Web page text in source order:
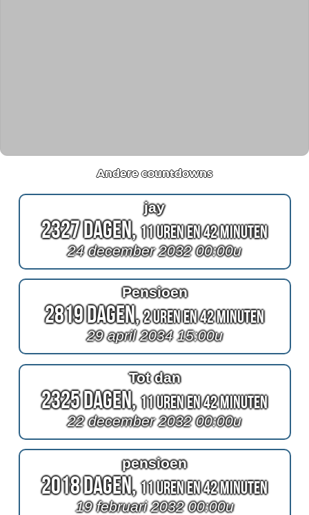
Andere countdowns
jay
2327 Dagen,11 Uren en 42 Minuten
24 december 2032 00:00u
Pensioen
2819 Dagen,2 Uren en 42 Minuten
29 april 2034 15:00u
Tot dan
2325 Dagen,11 Uren en 42 Minuten
22 december 2032 00:00u
pensioen
2018 Dagen,11 Uren en 42 Minuten
19 februari 2032 00:00u